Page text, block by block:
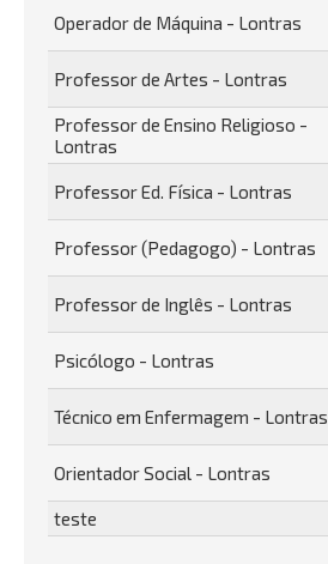
Operador de Máquina - Lontras
Professor de Artes - Lontras
Professor de Ensino Religioso -
Lontras
Professor Ed. Física - Lontras
Professor (Pedagogo) - Lontras
Professor de Inglês - Lontras
Psicólogo - Lontras
Técnico em Enfermagem - Lontras
Orientador Social - Lontras
teste